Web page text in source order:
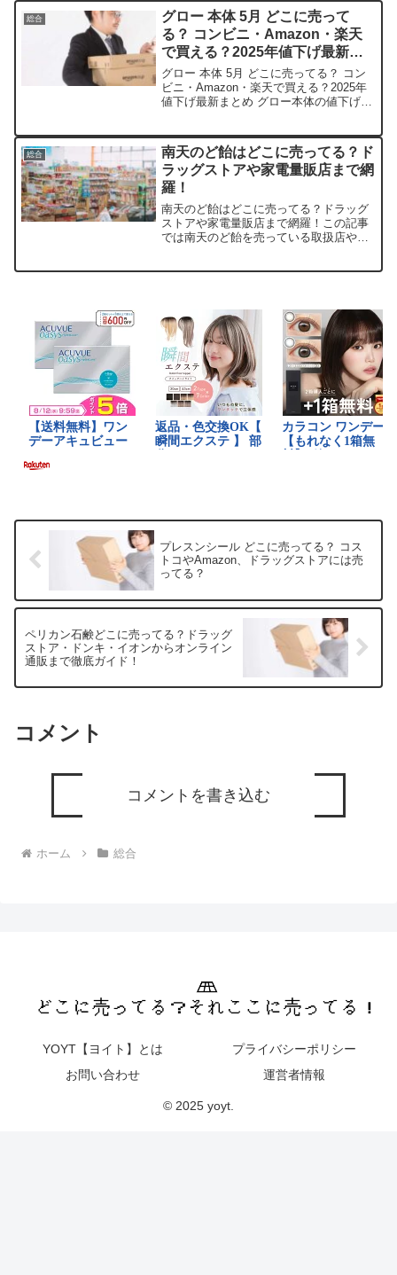
く買える場所などを手短に紹介します。
ガチャ熱に共感！一緒に回し...
総合
グロー 本体 5月 どこに売って
る？ コンビニ・Amazon・楽天
で買える？2025年値下げ最新ま
とめ
グロー 本体 5月 どこに売ってる？ コン
ビニ・Amazon・楽天で買える？2025年
値下げ最新まとめ グロー本体の値下げニ
すよね。この記事では、取扱店や平均価
格、安...
総合
南天のど飴はどこに売ってる？ド
ラッグストアや家電量販店まで網
羅！
南天のど飴はどこに売ってる？ドラッグ
ストアや家電量販店まで網羅！この記事
では南天のど飴を売っている取扱店や、
プレスンシール どこに売ってる？ コス
トコやAmazon、ドラッグストアには売
ってる？
ペリカン石鹸どこに売ってる？ドラッグ
ストア・ドンキ・イオンからオンライン
通販まで徹底ガイド！
コメント
コメントを書き込む
ホーム 総合
YOYT【ヨイト】とは
プライバシーポリシー
お問い合わせ
運営者情報
© 2025 yoyt.